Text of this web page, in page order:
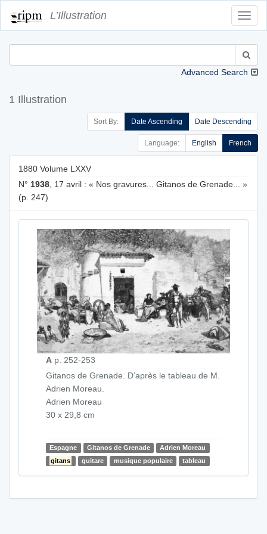
L’Illustration
Advanced Search
1 Illustration
Sort By: Date Ascending Date Descending
Language: English French
1880 Volume LXXV
N° 1938 , 17 avril : « Nos gravures... Gitanos de Grenade... »
(p. 247)
A p. 252-253
Gitanos de Grenade. D’après le tableau de M.
Adrien Moreau.
Adrien Moreau
30 x 29,8 cm
Espagne Gitanos de Grenade
Adrien Moreau
gitans
guitare musique populaire tableau